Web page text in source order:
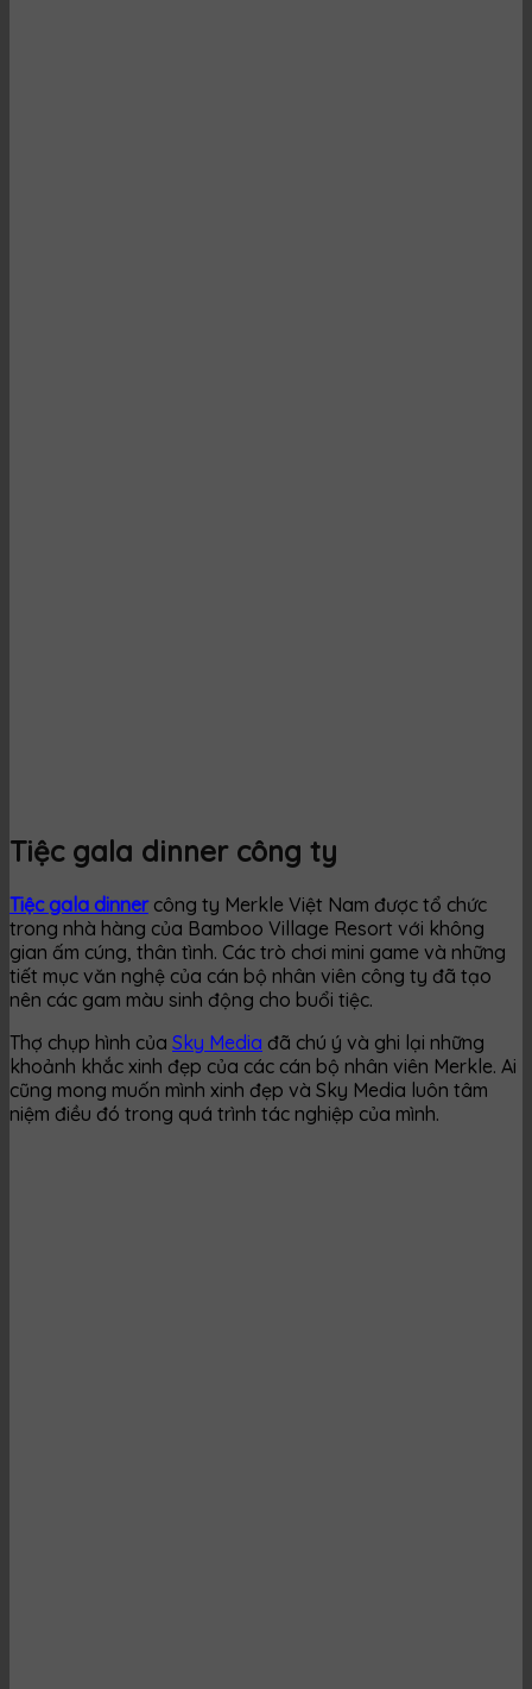
Tiệc gala dinner công ty
Tiệc gala dinnercông ty Merkle Việt Nam được tổ chức
trong nhà hàng của Bamboo Village Resort với không
gian ấm cúng, thân tình. Các trò chơi mini game và những
tiết mục văn nghệ của cán bộ nhân viên công ty đã tạo
nên các gam màu sinh động cho buổi tiệc.
Thợ chụp hình của Sky Media đã chú ý và ghi lại những
khoảnh khắc xinh đẹp của các cán bộ nhân viên Merkle. Ai
cũng mong muốn mình xinh đẹp và Sky Media luôn tâm
niệm điều đó trong quá trình tác nghiệp của mình.